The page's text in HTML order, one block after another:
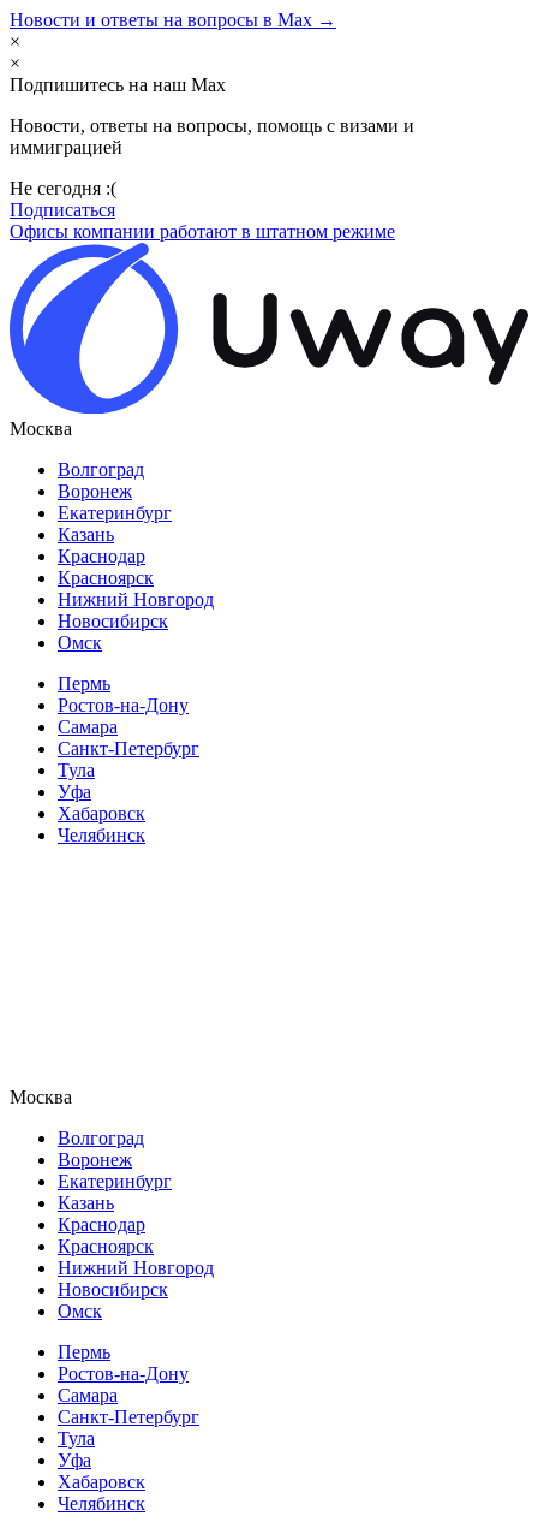
Новости и ответы на вопросы в Max →
×
×
Подпишитесь на наш Max
Новости, ответы на вопросы, помощь с визами и
иммиграцией
Не сегодня :(
Подписаться
Офисы компании работают в штатном режиме
Москва
Волгоград
Воронеж
Екатеринбург
Казань
Краснодар
Красноярск
Нижний Новгород
Новосибирск
Омск
Пермь
Ростов-на-Дону
Самара
Санкт-Петербург
Тула
Уфа
Хабаровск
Челябинск
Москва
Волгоград
Воронеж
Екатеринбург
Казань
Краснодар
Красноярск
Нижний Новгород
Новосибирск
Омск
Пермь
Ростов-на-Дону
Самара
Санкт-Петербург
Тула
Уфа
Хабаровск
Челябинск